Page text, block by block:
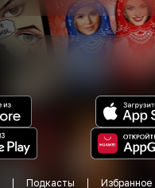
Подкасты Избранное